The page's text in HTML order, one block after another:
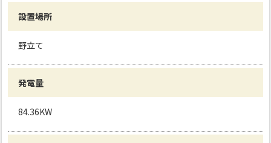
設置場所
野立て
発電量
84.36KW